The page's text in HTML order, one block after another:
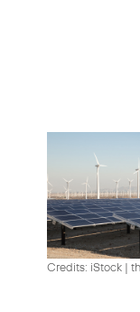
Credits: iStock |